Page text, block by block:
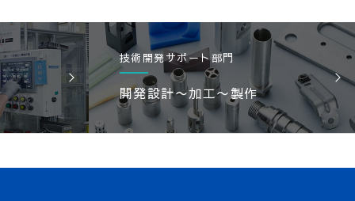
技術開発サポート部門
開発設計〜加工〜製作